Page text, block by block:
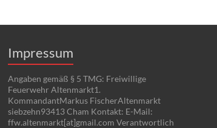
Impressum
Angaben gemäß § 5 TMG: Freiwillige
Feuerwehr Altenmarkt1.
KommandantMarkus FischerAltenmarkt
siebzehn93413 Cham Kontakt: E-Mail:
ffw.altenmarkt[at]gmail.com Verantwortlich